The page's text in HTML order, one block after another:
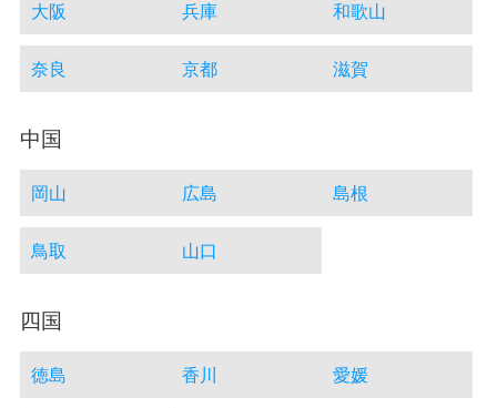
大阪 兵庫 和歌山
奈良 京都 滋賀
中国
岡山 広島 島根
鳥取 山口
四国
徳島 香川 愛媛